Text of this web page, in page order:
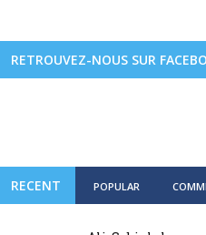
RETROUVEZ-NOUS SUR
RECENT POPULAR